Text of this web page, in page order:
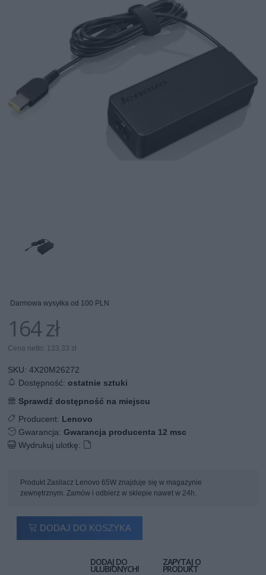
Darmowa wysyłka od 100 PLN
164 zł
Cena netto: 133,33 zł
SKU:4X20M26272
Dostępność:ostatnie sztuki
Sprawdź dostępność na miejscu
Producent: Lenovo
Gwarancja:Gwarancja producenta 12 msc
Wydrukuj ulotkę:
Produkt Zasilacz Lenovo 65W znajduje się w magazynie
zewnętrznym. Zamów i odbierz w sklepie nawet w 24h.
DODAJ DO KOSZYKA
DODAJ DO
ULUBIONYCH!
ZAPYTAJ O
PRODUKT